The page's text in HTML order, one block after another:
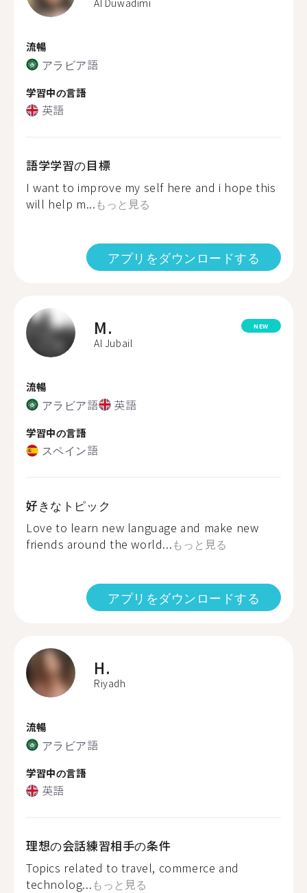
Al Duwadimi
流暢
アラビア語
学習中の言語
英語
語学学習の目標
I want to improve my self here and i hope this
will help m...もっと見る
アプリをダウンロードする
M.
Al Jubail
NEW
流暢
アラビア語 英語
学習中の言語
スペイン語
好きなトピック
Love to learn new language and make new
friends around the world...もっと見る
アプリをダウンロードする
H.
Riyadh
流暢
アラビア語
学習中の言語
英語
理想の会話練習相手の条件
Topics related to travel, commerce and
technolog...もっと見る